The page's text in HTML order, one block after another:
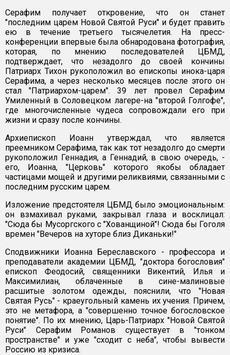
Серафим получает откровение, что он станет
"последним царем Новой Святой Руси" и будет править
ею в течение третьего тысячелетия. На пресс-
конференции впервые была обнародована фотография,
которая, по мнению последователей ЦБМД,
подтверждает, что незадолго до своей кончины
Патриарх Тихон рукоположил во епископы инока-царя
Серафима, а через несколько месяцев после этого он
стал "Патриархом-царем". 39 лет провел Серафим
Умиленный в Соловецком лагере-на "второй Голгофе",
где многочисленные чудеса сопровождали его при
жизни и сразу после кончины.
Архиепископ Иоанн утверждал, что является
преемником Серафима, так как тот незадолго до смерти
рукоположил Геннадия, а Геннадий, в свою очередь, -
его, Иоанна, "Церковь" которого якобы обладает
частицами мощей и другими реликвиями, связанными с
последним русским царем.
Изложение предстоятеля ЦБМД было эмоциональным:
он взмахивал руками, закрывал глаза и восклицал:
"Сюда бы Мусоргского с "Хованщиной"! Сюда бы Гоголя
времен "Вечеров на хуторе близ Диканьки!"
Сподвижники Иоанна Береславского - профессора и
преподаватели академии ЦБМД, "доктора богословия"
епископ Феодосий, священники Викентий, Илья и
Максимилиан, облаченные в сине-малиновые
расшитые золотом одежды, пояснили, что "Новая
Святая Русь" - краеугольный камень их учения. Причем,
это не метафора, а "совершенно точное богословское
понятие". По их мнению, Царь-Патриарх "Новой Святой
Руси" Серафим Романов существует в "тонком
пространстве" и уже "сходит с неба", чтобы вывести
Россию из кризиса.